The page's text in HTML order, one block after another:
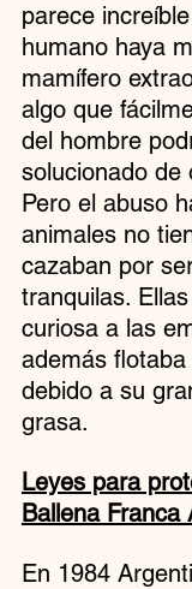
parece
humano haya
mamífero
algo que
del hombre
solucionado de
Pero el abuso
animales no
cazaban por
tranquilas.
curiosa a las
además
debido a su
grasa.
Leyes para
Ballena Franca
En 1984